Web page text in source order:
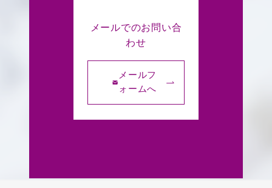
メールでのお問い合
わせ
メールフ
ォームへ